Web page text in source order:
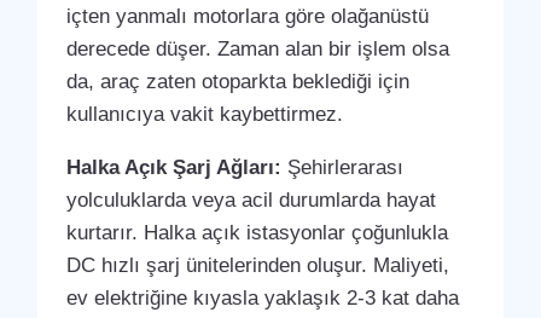
içten yanmalı motorlara göre olağanüstü
derecede düşer. Zaman alan bir işlem olsa
da, araç zaten otoparkta beklediği için
kullanıcıya vakit kaybettirmez.
Halka Açık Şarj Ağları: Şehirlerarası
yolculuklarda veya acil durumlarda hayat
kurtarır. Halka açık istasyonlar çoğunlukla
DC hızlı şarj ünitelerinden oluşur. Maliyeti,
ev elektriğine kıyasla yaklaşık 2-3 kat daha